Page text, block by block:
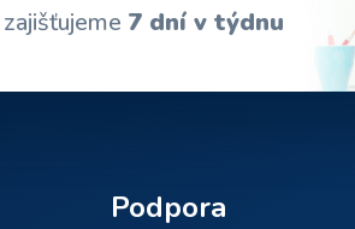
zajišťujeme 7 dní v týdnu
Podpora